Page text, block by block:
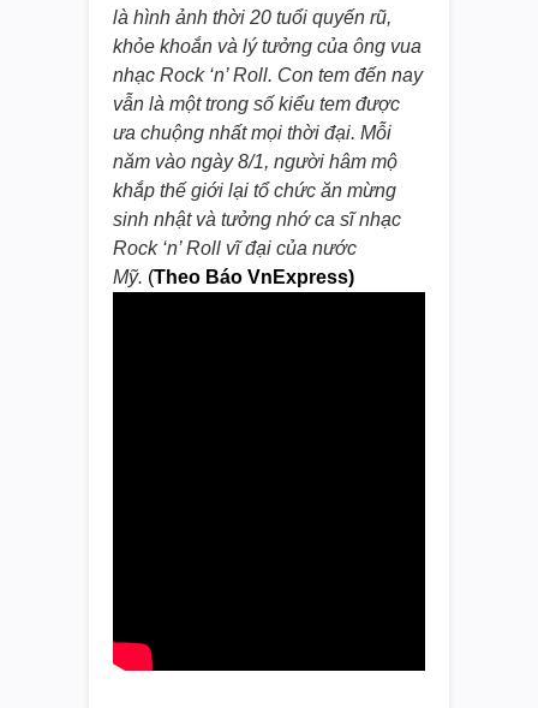
là hình ảnh thời 20 tuổi quyến rũ,
khỏe khoắn và lý tưởng của ông vua
nhạc Rock ‘n’ Roll. Con tem đến nay
vẫn là một trong số kiểu tem được
ưa chuộng nhất mọi thời đại. Mỗi
năm vào ngày 8/1, người hâm mộ
khắp thế giới lại tổ chức ăn mừng
sinh nhật và tưởng nhớ ca sĩ nhạc
Rock ‘n’ Roll vĩ đại của nước
Mỹ. (Theo Báo VnExpress)